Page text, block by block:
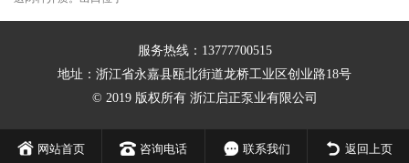
服务热线：13777700515
地址：浙江省永嘉县瓯北街道龙桥工业区创业路18号
© 2019 版权所有 浙江启正泵业有限公司
网站首页 咨询电话 联系我们 返回上页